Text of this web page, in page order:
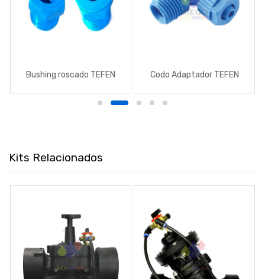
Bushing roscado TEFEN Codo Adaptador TEFEN
Kits Relacionados